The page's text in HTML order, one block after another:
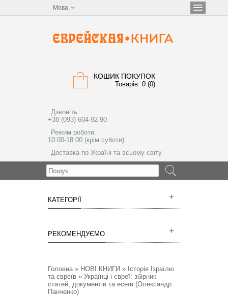
Мова
КОШИК ПОКУПОК
Товарів: 0 (0)
Дзвоніть:
+38 (093) 604-92-90
Режим роботи:
10:00-18:00 (крім суботи)
Доставка по Україні та всьому світу
КАТЕГОРІЇ
РЕКОМЕНДУЄМО
Головна» НОВІ КНИГИ » Історія Ізраїлю
та євреїв » Українці і євреї: збірник
статей, документів та есеїв (Олександр
Панченко)